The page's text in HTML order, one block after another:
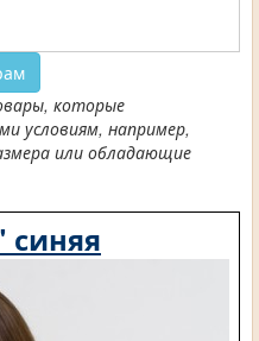
которые
условиям, например,
или обладающие
синяя